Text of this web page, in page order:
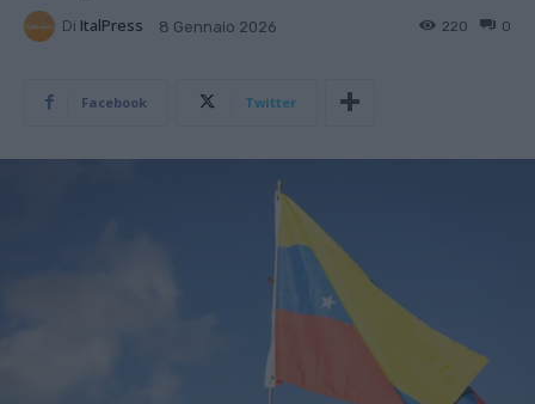
Di ItalPress 8 Gennaio 2026 0
220
Facebook Twitter